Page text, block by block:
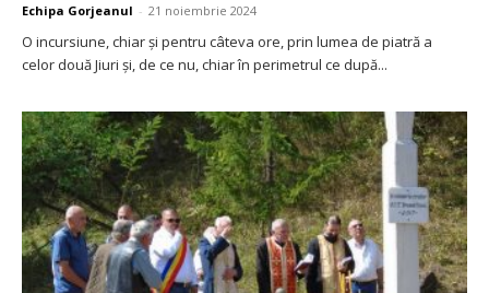
Echipa Gorjeanul - 21 noiembrie 2024
O incursiune, chiar şi pentru câteva ore, prin lumea de piatră a
celor două Jiuri şi, de ce nu, chiar în perimetrul ce după...